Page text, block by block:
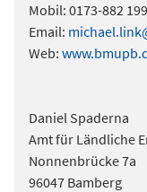
Mobil: 0173-882
Email:
Web:
Daniel Spaderna
Amt für Ländliche
Nonnenbrücke 7a
96047 Bamberg